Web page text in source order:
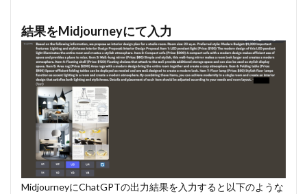
結果をMidjourneyにて入力
MidjourneyにChatGPTの出力結果を入力すると以下のような